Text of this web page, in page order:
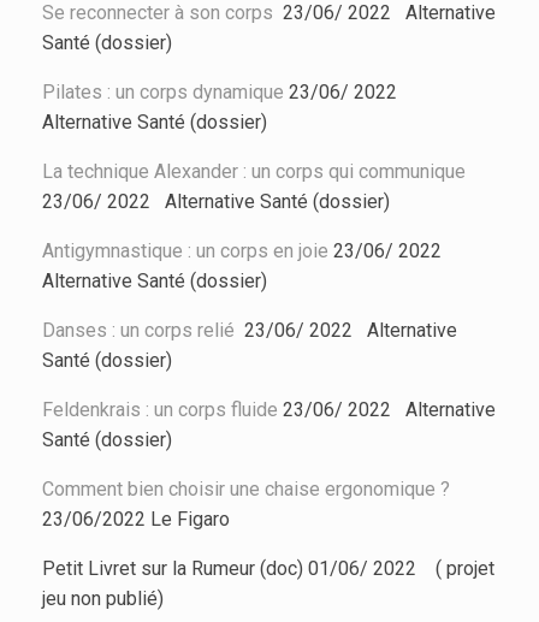
Se reconnecter à son corps 23/06/ 2022
Alternative
Santé (dossier)
Pilates : un corps dynamique 23/06/ 2022
Alternative Santé (dossier)
La technique Alexander : un corps qui communique
23/06/ 2022
Alternative Santé (dossier)
Antigymnastique : un corps en joie 23/06/ 2022
Alternative Santé (dossier)
Danses : un corps relié 23/06/ 2022
Alternative
Santé (dossier)
Feldenkrais : un corps fluide 23/06/ 2022
Alternative
Santé (dossier)
Comment bien choisir une chaise ergonomique ?
23/06/2022 Le Figaro
Petit Livret sur la Rumeur (doc) 01/06/ 2022 ( projet
jeu non publié)